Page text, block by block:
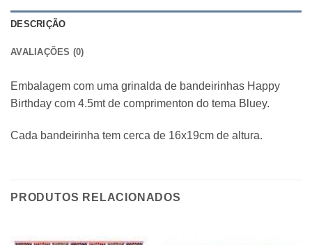
DESCRIÇÃO
AVALIAÇÕES (0)
Embalagem com uma grinalda de bandeirinhas Happy
Birthday com 4.5mt de comprimenton do tema Bluey.
Cada bandeirinha tem cerca de 16x19cm de altura.
PRODUTOS RELACIONADOS